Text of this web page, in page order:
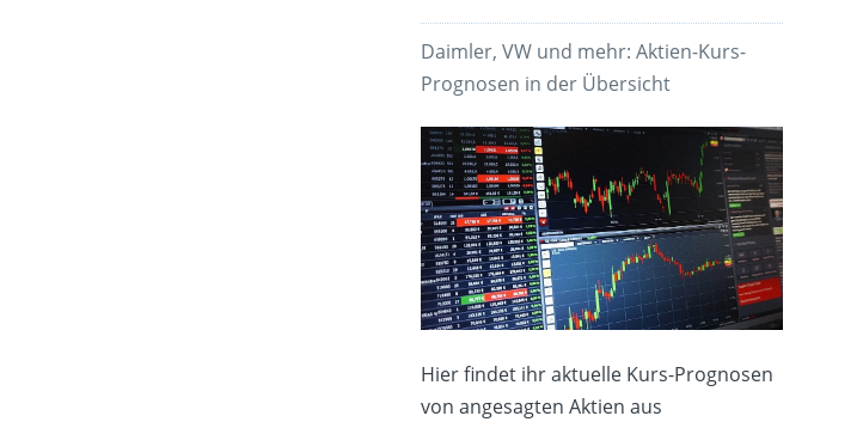
Daimler, VW und mehr: Aktien-Kurs-
Prognosen in der Übersicht
Hier findet ihr aktuelle Kurs-Prognosen
von angesagten Aktien aus